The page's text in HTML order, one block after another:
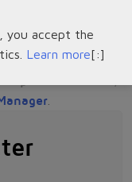
you accept the
Learn more[:]